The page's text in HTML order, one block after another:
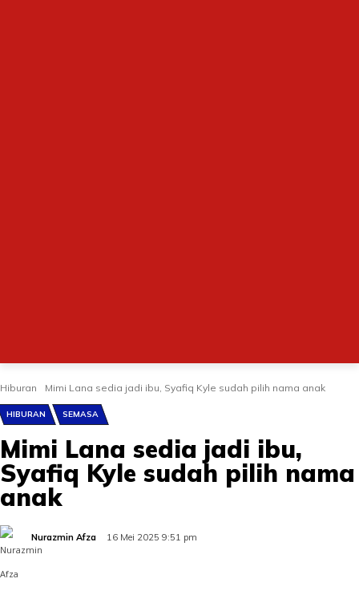
Hiburan Mimi Lana sedia jadi ibu, Syafiq Kyle sudah pilih nama anak
HIBURAN SEMASA
Mimi Lana sedia jadi ibu,
Syafiq Kyle sudah pilih nama
anak
Nurazmin Afza 16 Mei 2025 9:51 pm